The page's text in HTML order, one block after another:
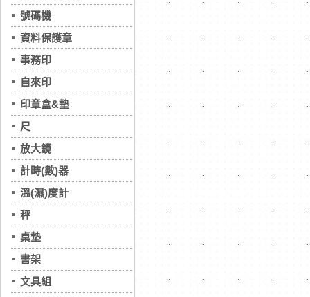
號碼機
資料保護章
事務印
自來印
印章盒&墊
尺
放大鏡
計時(數)器
溫(濕)度計
秤
桌墊
書架
文具組